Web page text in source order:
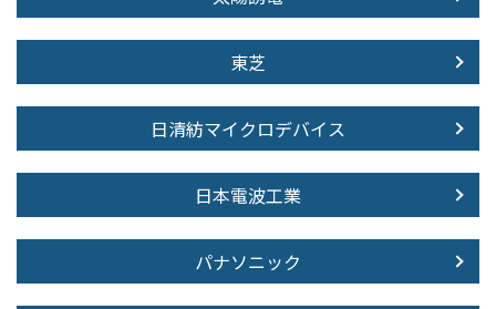
東芝
日清紡マイクロデバイス
日本電波工業
パナソニック